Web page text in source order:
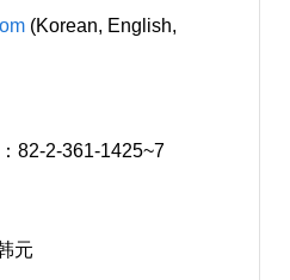
(Korean, English,
82-2-361-1425~7
元